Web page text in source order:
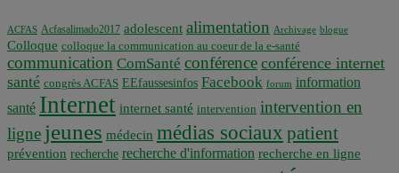
ACFAS Acfasalimado2017 adolescent alimentation Archivage blogue
Colloque colloque la communication au coeur de la e-santé
communication ComSanté conférence conférence internet
santé congrès ACFAS EEfaussesinfos Facebook forum information
santé Internet internet santé intervention intervention en
ligne jeunes médecin médias sociaux patient
prévention recherche recherche d'information recherche en ligne